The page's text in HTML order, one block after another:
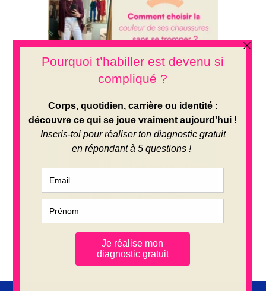
SES CHAUSSURES SANS SE
TROMPER ?
COMMENT FAIRE UN BILAN DE SON
STYLE PERSONNEL CHAQUE ANNÉE
? LA MÉTHODE PAS À PAS